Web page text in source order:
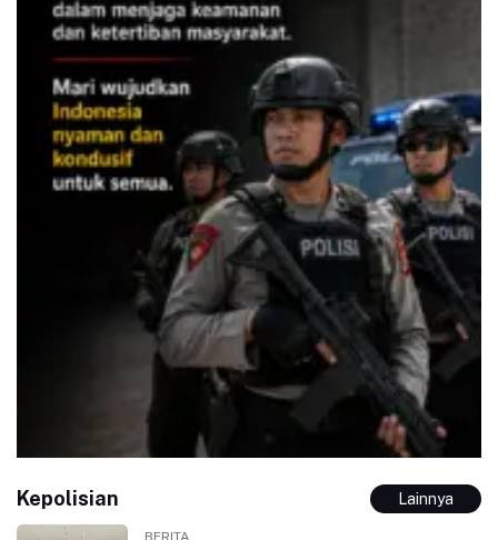
Kepolisian Lainnya
BERITA